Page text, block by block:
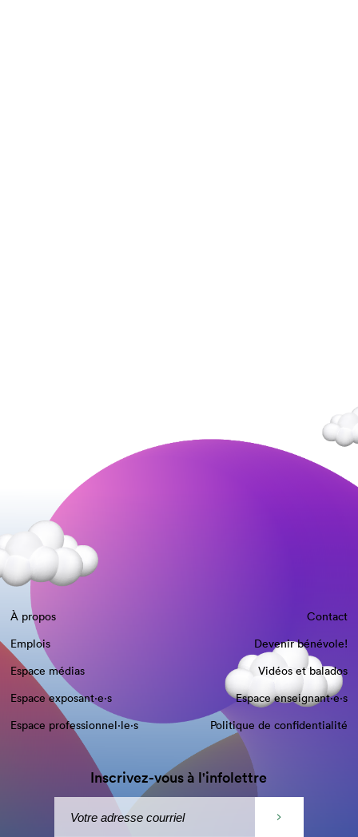
À propos
Contact
Emplois
Devenir bénévole!
Espace médias
Vidéos et balados
Espace exposant·e⋅s
Espace enseignant·e⋅s
Espace professionnel·le⋅s
Politique de confidentialité
Inscrivez-vous à l'infolettre